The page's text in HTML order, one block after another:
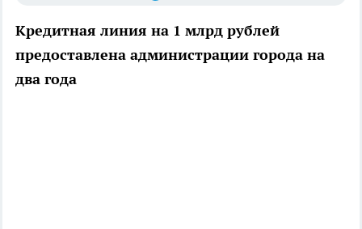
Кредитная линия на 1 млрд рублей
предоставлена администрации города на
два года